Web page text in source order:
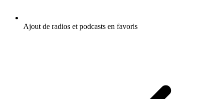
Ajout de radios et podcasts en favoris